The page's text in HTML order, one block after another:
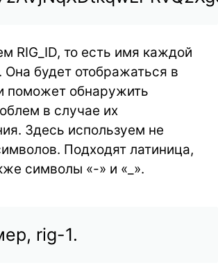
RIG_ID, то есть имя каждой
Она будет отображаться в
поможет обнаружить
в случае их
Здесь используем не
Подходят латиница,
символы «-» и «_».
rig-1.